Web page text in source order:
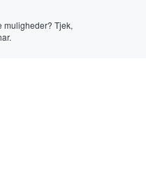
muligheder? Tjek,